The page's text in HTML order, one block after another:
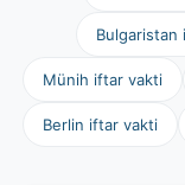
Bulgaristan
Münih iftar vakti
Berlin iftar vakti